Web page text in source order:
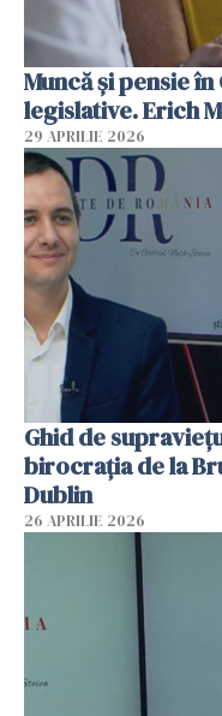
Muncă și pensie
legislative. Erich
29 APRILIE 2026
Ghid de
birocrația de la
Dublin
26 APRILIE 2026